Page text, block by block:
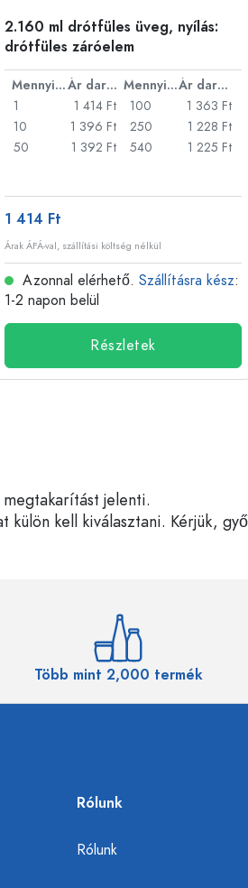
2.160 ml drótfüles üveg, nyílás:
drótfüles záróelem
Mennyiség Ár darabonként Mennyiség
Ár darabonként
1
1 414 Ft
10
1 396 Ft
50
1 392 Ft
100
1 363 Ft
250
1 228 Ft
540
1 225 Ft
1 414 Ft
Árak ÁFÁ-val, szállítási költség nélkül
Azonnal elérhető. Szállításra kész:
1-2 napon belül
Részletek
jelenti.
külön kell kiválasztani. Kérjük,
Több mint 2,000 termék
Rólunk
Rólunk